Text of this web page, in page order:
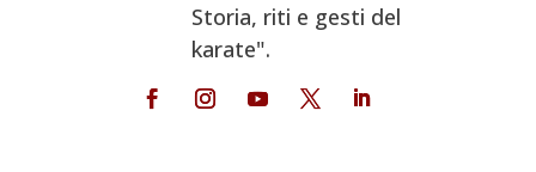
Storia, riti e gesti del
karate".